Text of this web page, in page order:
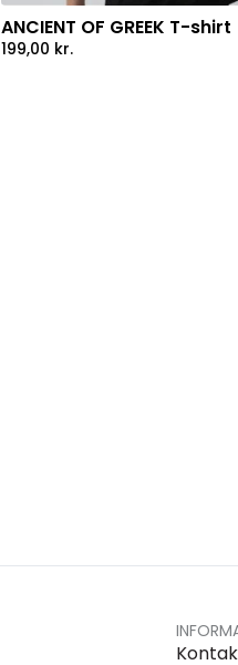
ANCIENT OF GREEK T-shirt
199,00 kr.